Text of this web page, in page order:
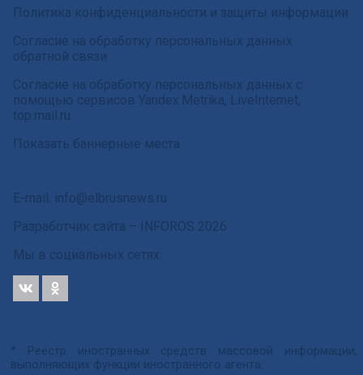
Политика конфиденциальности и защиты информации
Согласие на обработку персональных данных
обратной связи
Согласие на обработку персональных данных с
помощью сервисов Yandex.Metrika, LiveInternet,
top.mail.ru
Показать баннерные места
E-mail: info@elbrusnews.ru
Разработчик сайта – INFOROS 2026
Мы в социальных сетях:
* Реестр иностранных средств массовой информации,
выполняющих функции иностранного агента: